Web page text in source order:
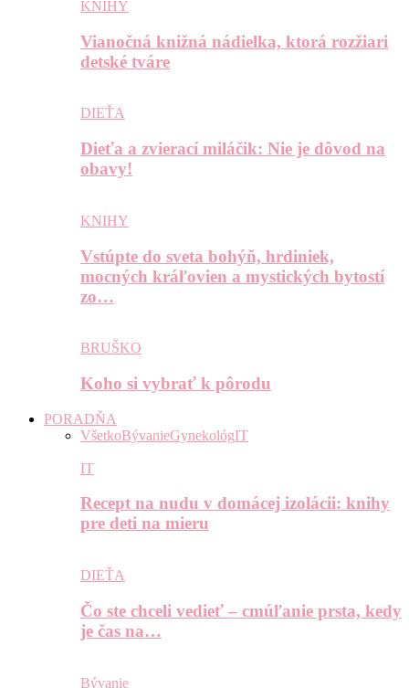
KNIHY
Vianočná knižná nádielka, ktorá rozžiari
detské tváre
DIEŤA
Dieťa a zvierací miláčik: Nie je dôvod na
obavy!
KNIHY
Vstúpte do sveta bohýň, hrdiniek,
mocných kráľovien a mystických bytostí
zo…
BRUŠKO
Koho si vybrať k pôrodu
PORADŇA
VšetkoBývanieGynekológIT
IT
Recept na nudu v domácej izolácii: knihy
pre deti na mieru
DIEŤA
Čo ste chceli vedieť – cmúľanie prsta, kedy
je čas na…
Bývanie